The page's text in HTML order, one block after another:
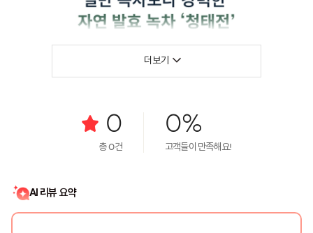
더보기
0
총0건
0%
고객들이 만족해요!
AI 리뷰 요약